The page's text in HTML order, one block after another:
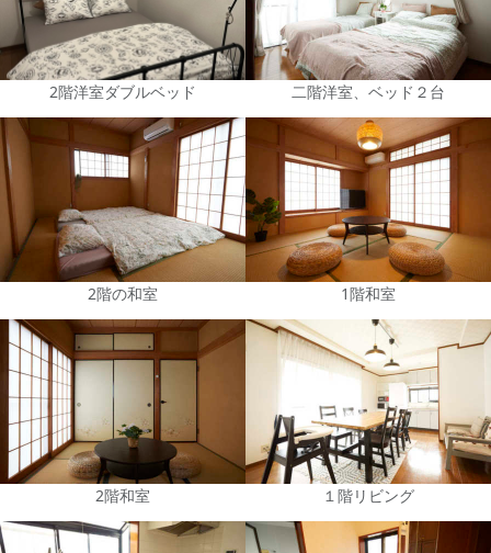
2階洋室ダブルベッド 二階洋室、ベッド２台
2階の和室 1階和室
2階和室 １階リビング